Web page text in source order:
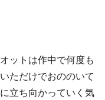
ットは作中で何度も
ただけでおののいて
立ち向かっていく気